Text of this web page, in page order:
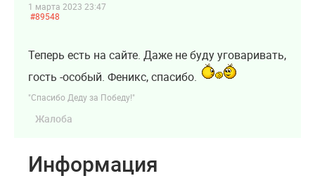
1 марта 2023 23:47
#89548
Теперь есть на сайте. Даже не буду уговаривать,
гость -особый. Феникс, спасибо.
"Спасибо Деду за Победу!"
Жалоба
Информация